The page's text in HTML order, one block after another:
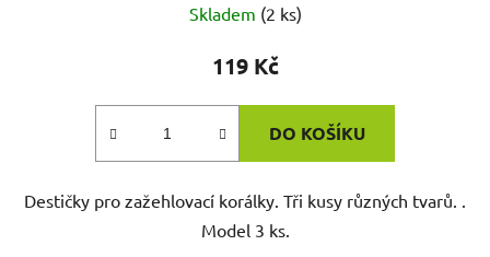
Skladem (2 ks)
119 Kč
DO KOŠÍKU
Destičky pro zažehlovací korálky. Tři kusy různých tvarů. .
Model 3 ks.